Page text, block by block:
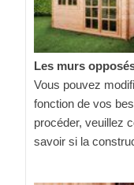
Les murs
Vous pouvez
fonction de vos
procéder, veuillez
savoir si la